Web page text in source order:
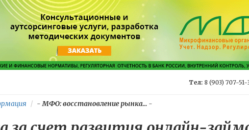
Тел: 8 (903) 707-
-МФО: восстановление рынка...-